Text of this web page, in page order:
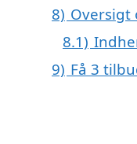
8) Oversigt
8.1)
9) Få 3